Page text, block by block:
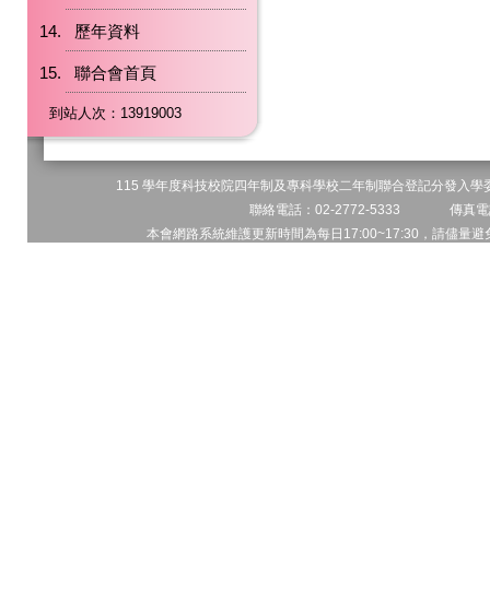
歷年資料
聯合會首頁
到站人次：13919003
115 學年度科技校院四年制及專科學校二年制聯合登記分發
聯絡電話：02-2772-5333 傳真
本會網路系統維護更新時間為每日17:00~17:30，請儘量